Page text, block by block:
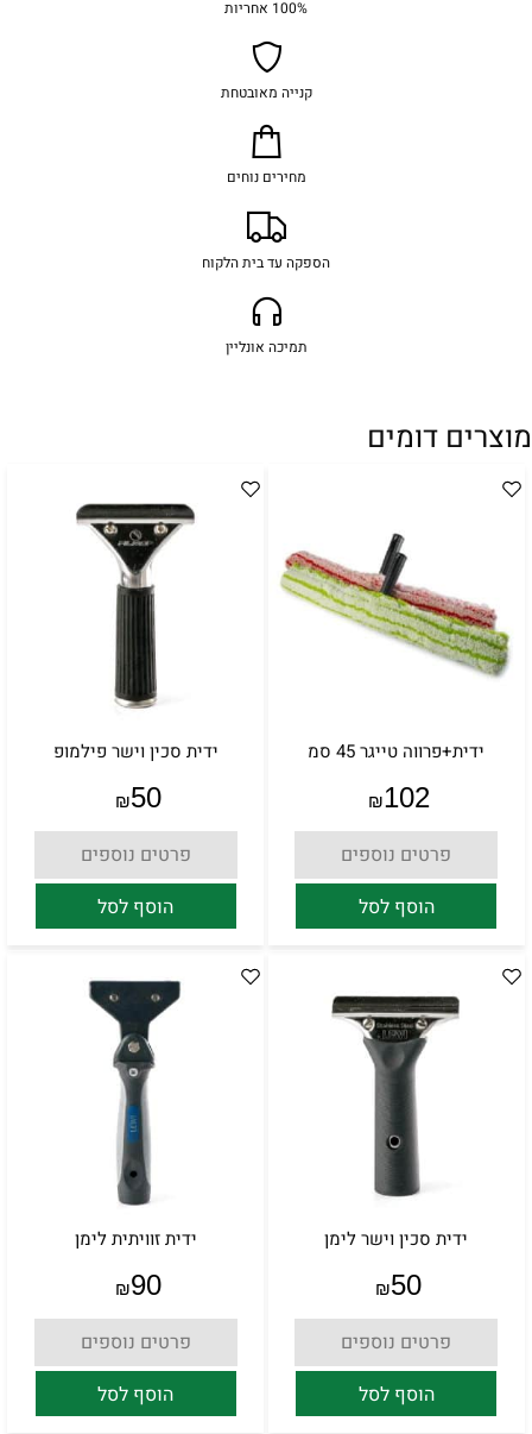
100% אחריות
קנייה מאובטחת
מחירים נוחים
הספקה עד בית הלקוח
תמיכה אונליין
מוצרים דומים
ידית+פרווה טייגר 45 סמ
₪102
פרטים נוספים
הוסף לסל
ידית סכין וישר פילמופ
₪50
פרטים נוספים
הוסף לסל
ידית סכין וישר לימן
₪50
פרטים נוספים
הוסף לסל
ידית זוויתית לימן
₪90
פרטים נוספים
הוסף לסל